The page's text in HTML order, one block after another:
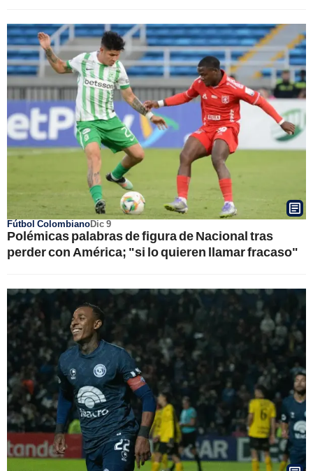
Fútbol ColombianoDic 9
Polémicas palabras de figura de Nacional tras
perder con América; "si lo quieren llamar fracaso"